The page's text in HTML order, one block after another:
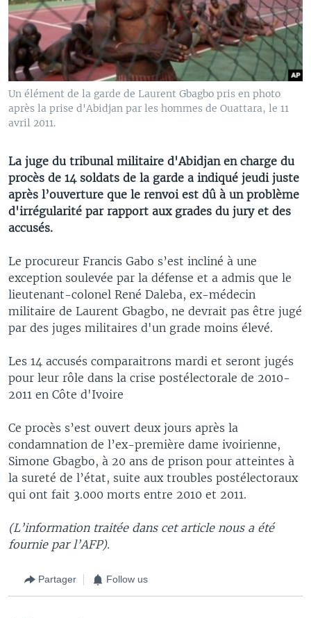
Un élément de la garde de Laurent Gbagbo pris en photo
après la prise d'Abidjan par les hommes de Ouattara, le 11
avril 2011.
La juge du tribunal militaire d'Abidjan en charge du
procès de 14 soldats de la garde a indiqué jeudi juste
après l’ouverture que le renvoi est dû à un problème
d'irrégularité par rapport aux grades du jury et des
accusés.
Le procureur Francis Gabo s’est incliné à une
exception soulevée par la défense et a admis que le
lieutenant-colonel René Daleba, ex-médecin
militaire de Laurent Gbagbo, ne devrait pas être jugé
par des juges militaires d'un grade moins élevé.
Les 14 accusés comparaitrons mardi et seront jugés
pour leur rôle dans la crise postélectorale de 2010-
2011 en Côte d'Ivoire
Ce procès s’est ouvert deux jours après la
condamnation de l’ex-première dame ivoirienne,
Simone Gbagbo, à 20 ans de prison pour atteintes à
la sureté de l’état, suite aux troubles postélectoraux
qui ont fait 3.000 morts entre 2010 et 2011.
(L’information traitée dans cet article nous a été
fournie par l’AFP).
Partager Follow us